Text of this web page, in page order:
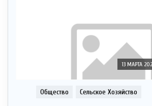
13 МАРТА
Общество Сельское Хозяйство